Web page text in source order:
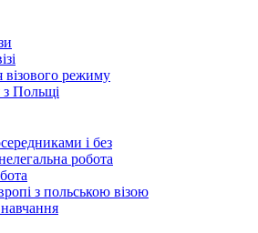
режиму
з Польщі
і без
робота
з польською візою